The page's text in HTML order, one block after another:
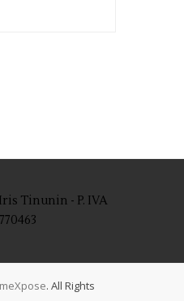
Tinunin - P. IVA
. All Rights